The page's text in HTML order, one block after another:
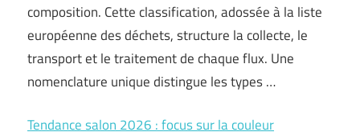
composition. Cette classification, adossée à la liste
européenne des déchets, structure la collecte, le
transport et le traitement de chaque flux. Une
nomenclature unique distingue les types …
Tendance salon 2026 : focus sur la couleur